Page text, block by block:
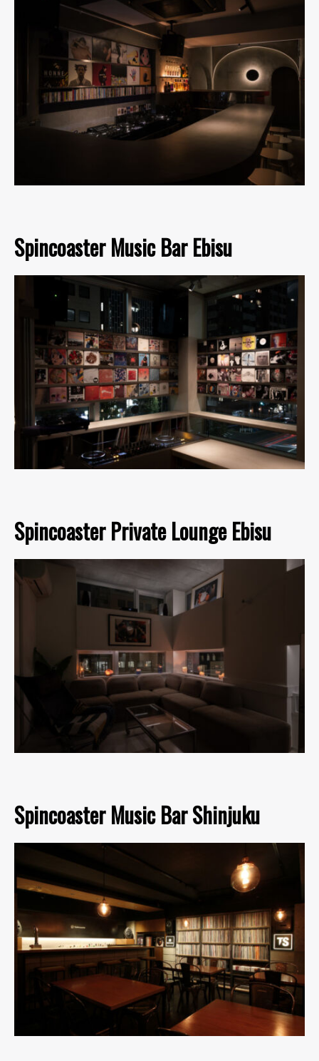
Spincoaster Music Bar Ebisu
Spincoaster Private Lounge Ebisu
Spincoaster Music Bar Shinjuku